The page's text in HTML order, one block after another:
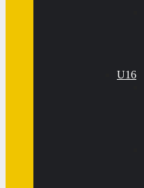
U16